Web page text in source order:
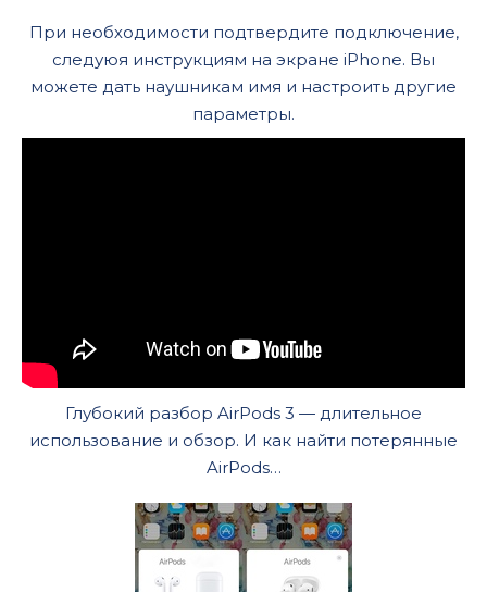
При необходимости подтвердите подключение,
следуюя инструкциям на экране iPhone. Вы
можете дать наушникам имя и настроить другие
параметры.
Глубокий разбор AirPods 3 — длительное
использование и обзор. И как найти потерянные
AirPods…